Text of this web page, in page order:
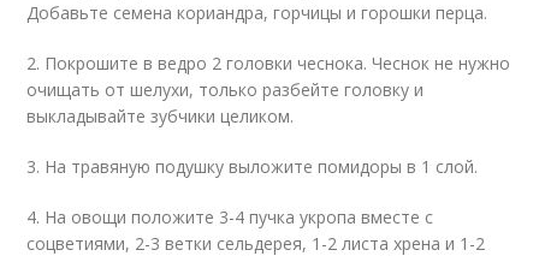
Добавьте семена кориандра, горчицы и горошки перца.
2. Покрошите в ведро 2 головки чеснока. Чеснок не нужно
очищать от шелухи, только разбейте головку и
выкладывайте зубчики целиком.
3. На травяную подушку выложите помидоры в 1 слой.
4. На овощи положите 3-4 пучка укропа вместе с
соцветиями, 2-3 ветки сельдерея, 1-2 листа хрена и 1-2